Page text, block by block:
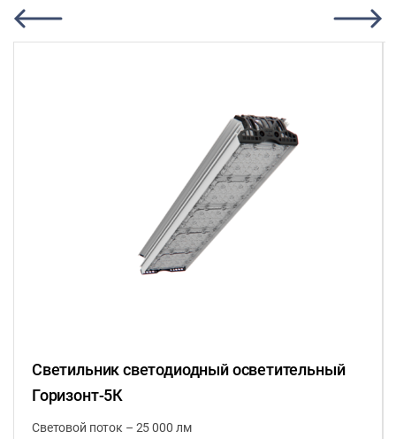
Светильник светодиодный осветительный
Горизонт-5К
Световой поток – 25 000 лм